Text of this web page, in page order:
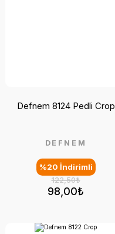
98,00₺
122,50₺
%20 İndirimli
DEFNEM
Defnem 8124 Pedli Crop